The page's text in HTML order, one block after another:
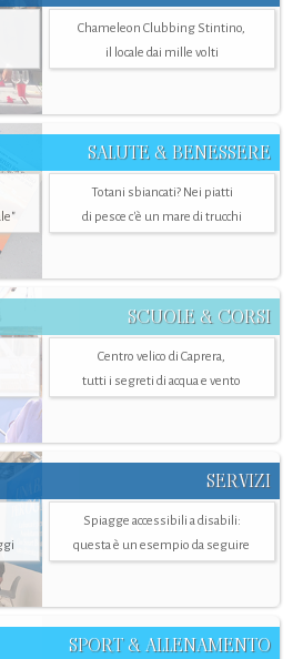
Chameleon Clubbing Stintino,
il locale dai mille volti
SALUTE & BENESSERE
Totani sbiancati? Nei piatti
di pesce c'è un mare di trucchi
SCUOLE & CORSI
Centro velico di Caprera,
tutti i segreti di acqua e vento
SERVIZI
Spiagge accessibili a disabili:
questa è un esempio da seguire
SPORT & ALLENAMENTO